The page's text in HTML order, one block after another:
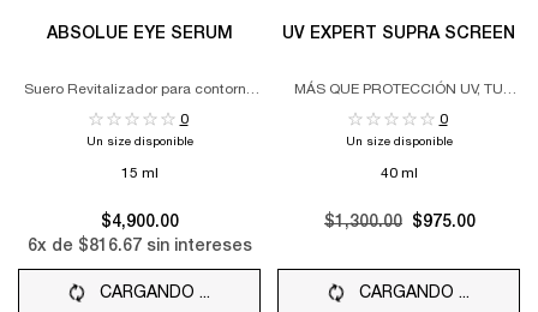
ABSOLUE EYE SERUM
Suero Revitalizador para contorno
0
Un size disponible
15 ml
$4,900.00
6x de $816.67sin intereses
CARGANDO ...
UV EXPERT SUPRA SCREEN
MÁS QUE PROTECCIÓN UV, TU
FOTOENVEJECIMIENTO
0
Un size disponible
40 ml
Old price
$1,300.00 New price
$975.00
CARGANDO ...